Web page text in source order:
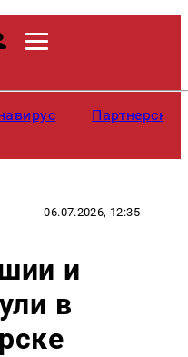
06.07.2026, 12:35
и
в